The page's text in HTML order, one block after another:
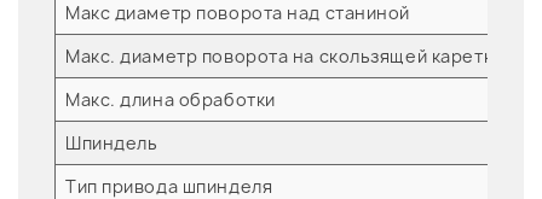
Макс диаметр поворота над станиной
Макс. диаметр поворота на скользящей каретке
Макс. длина обработки
Шпиндель
Тип привода шпинделя